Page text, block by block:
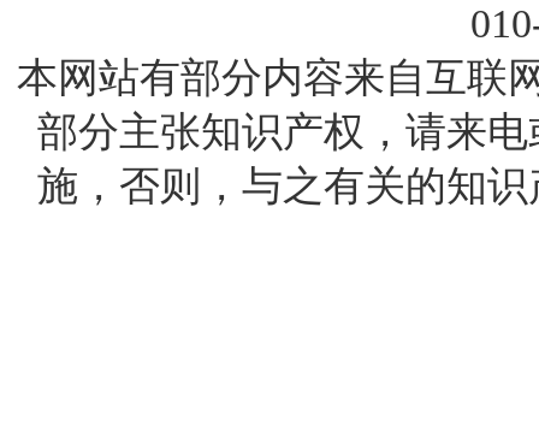
本网站有部分内容来自互联
部分主张知识产权，请来
施，否则，与之有关的知